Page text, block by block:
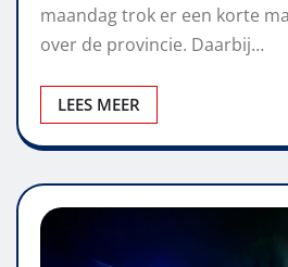
maandag trok er een korte
over de provincie. Daarbij…
LEES MEER